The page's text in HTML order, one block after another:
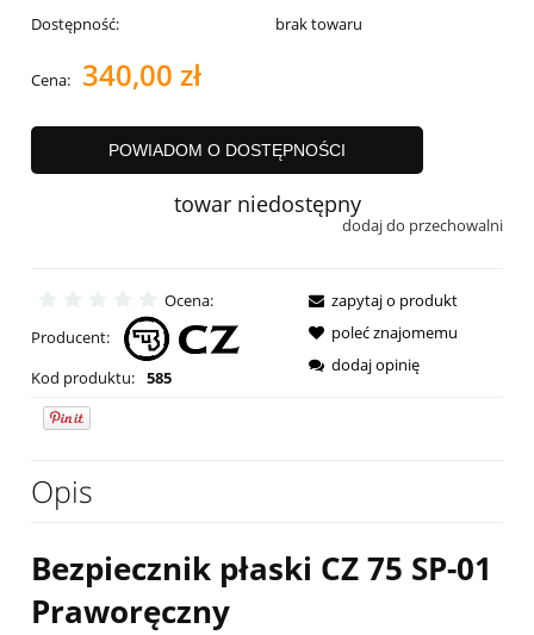
Dostępność: brak towaru
Cena: 340,00 zł
POWIADOM O DOSTĘPNOŚCI
towar niedostępny
dodaj do przechowalni
Ocena:
Producent:
Kod produktu: 585
zapytaj o produkt
poleć znajomemu
dodaj opinię
Opis
Bezpiecznik płaski CZ 75 SP-01
Praworęczny